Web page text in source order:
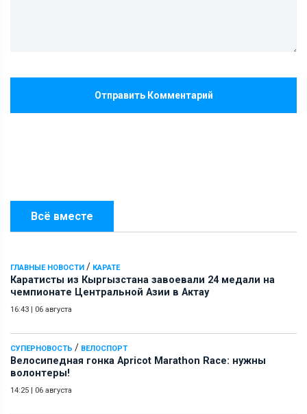
Всё вместе
ГЛАВНЫЕ НОВОСТИ / КАРАТЕ
Каратисты из Кыргызстана завоевали 24 медали на
чемпионате Центральной Азии в Актау
16:43 | 06 августа
СУПЕРНОВОСТЬ / ВЕЛОСПОРТ
Велосипедная гонка Apricot Marathon Race: нужны
волонтеры!
14:25 | 06 августа
Отправить Комментарий